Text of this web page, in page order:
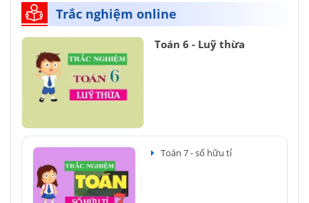
Trắc nghiệm online
Toán 6 - Luỹ thừa
Toán 7 - số hữu tỉ